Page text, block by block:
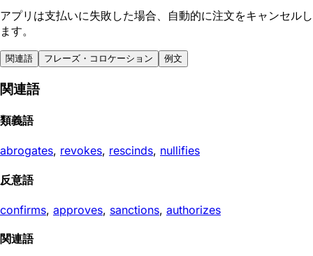
アプリは支払いに失敗した場合、自動的に注文をキャンセルし
ます。
関連語 フレーズ・コロケーション 例文
関連語
類義語
abrogates, revokes, rescinds, nullifies
反意語
confirms, approves, sanctions, authorizes
関連語